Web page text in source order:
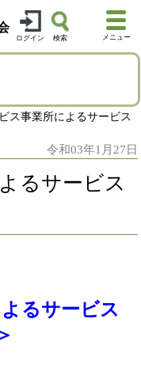
ログイン 検索 メニュー
ス事業所によるサービス
令和03年1月27日
るサービス
るサービス